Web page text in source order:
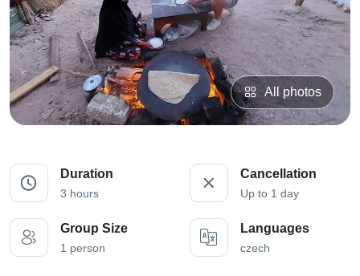
All photos
Duration
3 hours
Cancellation
Up to 1 day
Group Size
1 person
Languages
czech